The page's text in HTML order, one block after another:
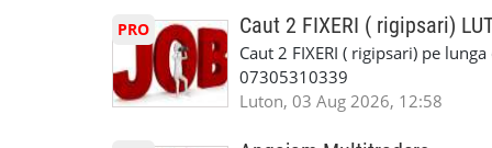
informații, contactați-ne la: 📞
PRO Caut 2 FIXERI ( rigipsari)
Caut 2 FIXERI ( rigipsari) pe
07305310339
Luton, 03 Aug 2026, 12:58